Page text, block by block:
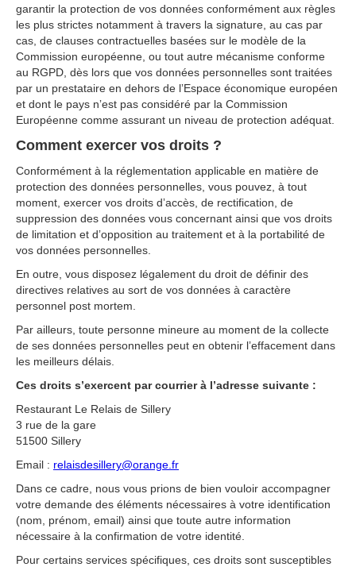
garantir la protection de vos données conformément aux règles
les plus strictes notamment à travers la signature, au cas par
cas, de clauses contractuelles basées sur le modèle de la
Commission européenne, ou tout autre mécanisme conforme
au RGPD, dès lors que vos données personnelles sont traitées
par un prestataire en dehors de lʼEspace économique européen
et dont le pays nʼest pas considéré par la Commission
Européenne comme assurant un niveau de protection adéquat.
Comment exercer vos droits ?
Conformément à la réglementation applicable en matière de
protection des données personnelles, vous pouvez, à tout
moment, exercer vos droits dʼaccès, de rectification, de
suppression des données vous concernant ainsi que vos droits
de limitation et dʼopposition au traitement et à la portabilité de
vos données personnelles.
En outre, vous disposez légalement du droit de définir des
directives relatives au sort de vos données à caractère
personnel post mortem.
Par ailleurs, toute personne mineure au moment de la collecte
de ses données personnelles peut en obtenir lʼeffacement dans
les meilleurs délais.
Ces droits sʼexercent par courrier à lʼadresse suivante :
Restaurant Le Relais de Sillery
3 rue de la gare
51500 Sillery
Email : relaisdesillery@orange.fr
Dans ce cadre, nous vous prions de bien vouloir accompagner
votre demande des éléments nécessaires à votre identification
(nom, prénom, email) ainsi que toute autre information
nécessaire à la confirmation de votre identité.
Pour certains services spécifiques, ces droits sont susceptibles